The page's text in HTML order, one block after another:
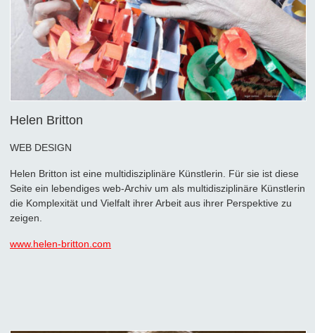
Helen Britton
WEB DESIGN
Helen Britton ist eine multidisziplinäre Künstlerin. Für sie ist diese
Seite ein lebendiges web-Archiv um als multidisziplinäre Künstlerin
die Komplexität und Vielfalt ihrer Arbeit aus ihrer Perspektive zu
zeigen.
www.helen-britton.com